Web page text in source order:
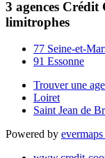
3 agences Crédit
limitrophes
77 Seine-et-
91 Essonne
Trouver une
Loiret
Saint Jean de
Powered by